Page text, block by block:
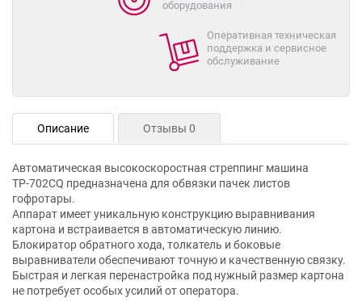
оборудования
Оперативная техническая
поддержка и сервисное
обслуживание
Описание Отзывы 0
Автоматическая высокоскоростная стреппинг машина
ТР-702CQ предназначена для обвязки пачек листов
гофротары.
Аппарат имеет уникальную конструкцию выравнивания
картона и встраивается в автоматическую линию.
Блокиратор обратного хода, толкатель и боковые
выравниватели обеспечивают точную и качественную связку.
Быстрая и легкая перенастройка под нужный размер картона
не потребует особых усилий от оператора.